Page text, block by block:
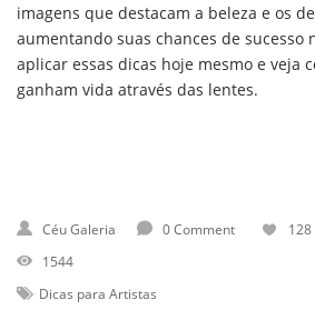
imagens que destacam a beleza e os
aumentando suas chances de sucesso
aplicar essas dicas hoje mesmo e veja
ganham vida através das lentes.
Céu Galeria 0 Comment
128
1544
Dicas para Artistas